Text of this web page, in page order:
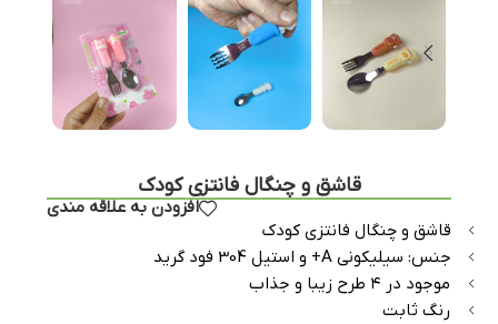
قاشق و چنگال فانتزی کودک
افزودن به علاقه مندی
قاشق و چنگال فانتزی کودک
جنس: سیلیکونی A+ و استیل 304 فود گرید
موجود در ۴ طرح زیبا و جذاب
رنگ ثابت